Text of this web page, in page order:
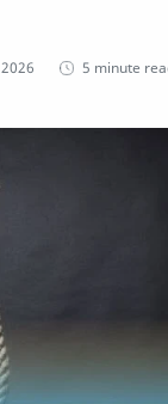
5 minute